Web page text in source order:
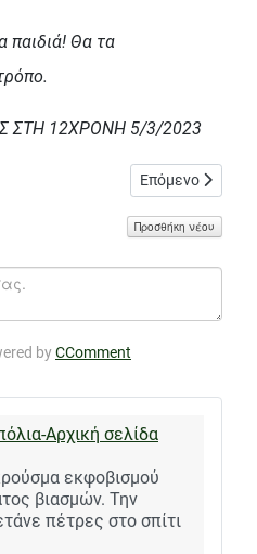
παιδιά! Θα τα
ΣΤΗ 12ΧΡΟΝΗ 5/3/2023
του ΚΚΕ και της ΚΝΕ στα
Επόμενο άρθρο:
Επόμενο
Προσθήκη νέου
byCComment
Αρχική σελίδα
εκφοβισμού
βιασμών. Την
πέτρες στο σπίτι